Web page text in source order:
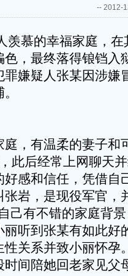
-- 2012-
慕的幸福家庭，在
，最终落得锒铛入
嫌疑人张某因涉嫌
，有温柔的妻子和
此后经常上网聊天
感和信任，凭借自
岩，是现役军官，
己有不错的家庭背
听到张某有如此好
关系并致小丽怀孕
间陪她回老家见父